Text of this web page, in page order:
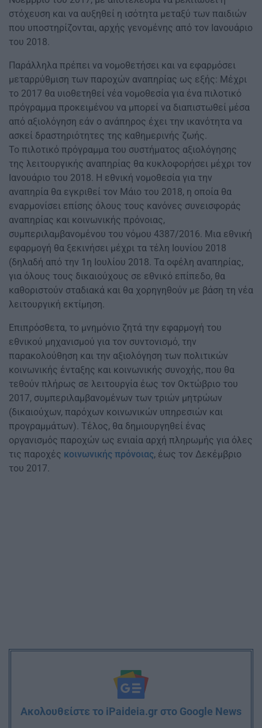
στόχευση και να αυξηθεί η ισότητα μεταξύ των παιδιών
που υποστηρίζονται, αρχής γενομένης από τον Ιανουάριο
του 2018.
Παράλληλα πρέπει να νομοθετήσει και να εφαρμόσει
μεταρρύθμιση των παροχών αναπηρίας ως εξής: Μέχρι
το 2017 θα υιοθετηθεί νέα νομοθεσία για ένα πιλοτικό
πρόγραμμα προκειμένου να μπορεί να διαπιστωθεί μέσα
από αξιολόγηση εάν ο ανάπηρος έχει την ικανότητα να
ασκεί δραστηριότητες της καθημερινής ζωής.
Το πιλοτικό πρόγραμμα του συστήματος αξιολόγησης
της λειτουργικής αναπηρίας θα κυκλοφορήσει μέχρι τον
Ιανουάριο του 2018. Η εθνική νομοθεσία για την
αναπηρία θα εγκριθεί τον Μάιο του 2018, η οποία θα
εναρμονίσει επίσης όλους τους κανόνες συνεισφοράς
αναπηρίας και κοινωνικής πρόνοιας,
συμπεριλαμβανομένου του νόμου 4387/2016. Μια εθνική
εφαρμογή θα ξεκινήσει μέχρι τα τέλη Ιουνίου 2018
(δηλαδή από την 1η Ιουλίου 2018. Τα οφέλη αναπηρίας,
για όλους τους δικαιούχους σε εθνικό επίπεδο, θα
καθοριστούν σταδιακά και θα χορηγηθούν με βάση τη νέα
λειτουργική εκτίμηση.
Επιπρόσθετα, το μνημόνιο ζητά την εφαρμογή του
εθνικού μηχανισμού για τον συντονισμό, την
παρακολούθηση και την αξιολόγηση των πολιτικών
κοινωνικής ένταξης και κοινωνικής συνοχής, που θα
τεθούν πλήρως σε λειτουργία έως τον Οκτώβριο του
2017, συμπεριλαμβανομένων των τριών μητρώων
(δικαιούχων, παρόχων κοινωνικών υπηρεσιών και
προγραμμάτων). Τέλος, θα δημιουργηθεί ένας
οργανισμός παροχών ως ενιαία αρχή πληρωμής για όλες
τις παροχές κοινωνικής πρόνοιας, έως τον Δεκέμβριο
του 2017.
Ακολουθείστε το iPaideia.gr στο Google News